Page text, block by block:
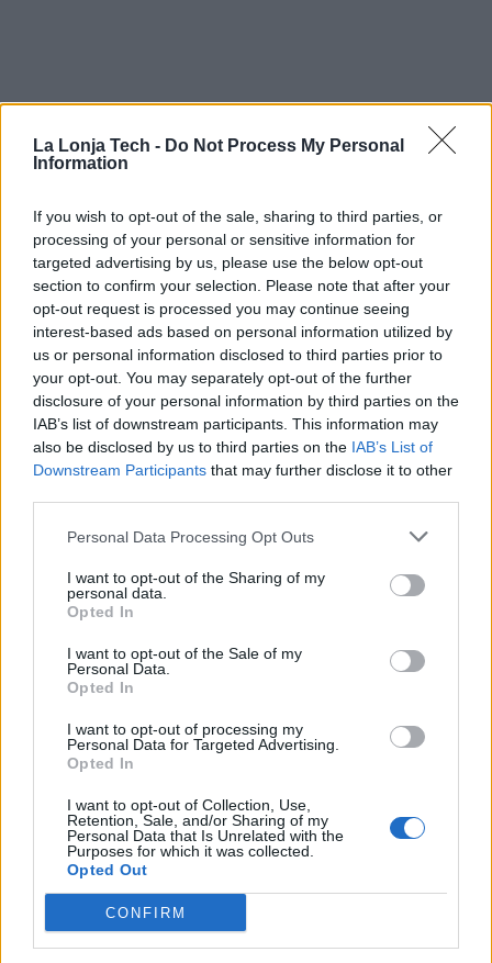
La Lonja Tech - Do Not Process My Personal
Information
If you wish to opt-out of the sale, sharing to third parties, or
processing of your personal or sensitive information for
targeted advertising by us, please use the below opt-out
section to confirm your selection. Please note that after your
opt-out request is processed you may continue seeing
interest-based ads based on personal information utilized by
us or personal information disclosed to third parties prior to
your opt-out. You may separately opt-out of the further
disclosure of your personal information by third parties on the
IAB’s list of downstream participants. This information may
also be disclosed by us to third parties on the IAB’s List of
Downstream Participants that may further disclose it to other
Personal Data Processing Opt Outs
I want to opt-out of the Sharing of my
personal data.
Opted In
I want to opt-out of the Sale of my
Personal Data.
Opted In
I want to opt-out of processing my
Personal Data for Targeted Advertising.
Opted In
I want to opt-out of Collection, Use,
Retention, Sale, and/or Sharing of my
Personal Data that Is Unrelated with the
Purposes for which it was collected.
Opted Out
CONFIRM